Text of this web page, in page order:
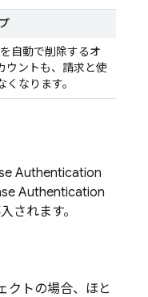
自動で削除するオ
ウントも、請求と使
なります。
Authentication
Authentication
されます。
クトの場合、ほと